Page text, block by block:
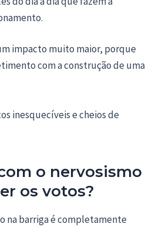
impacto muito maior, porque
com a construção de uma
inesquecíveis e cheios de
o nervosismo
os votos?
na barriga é completamente